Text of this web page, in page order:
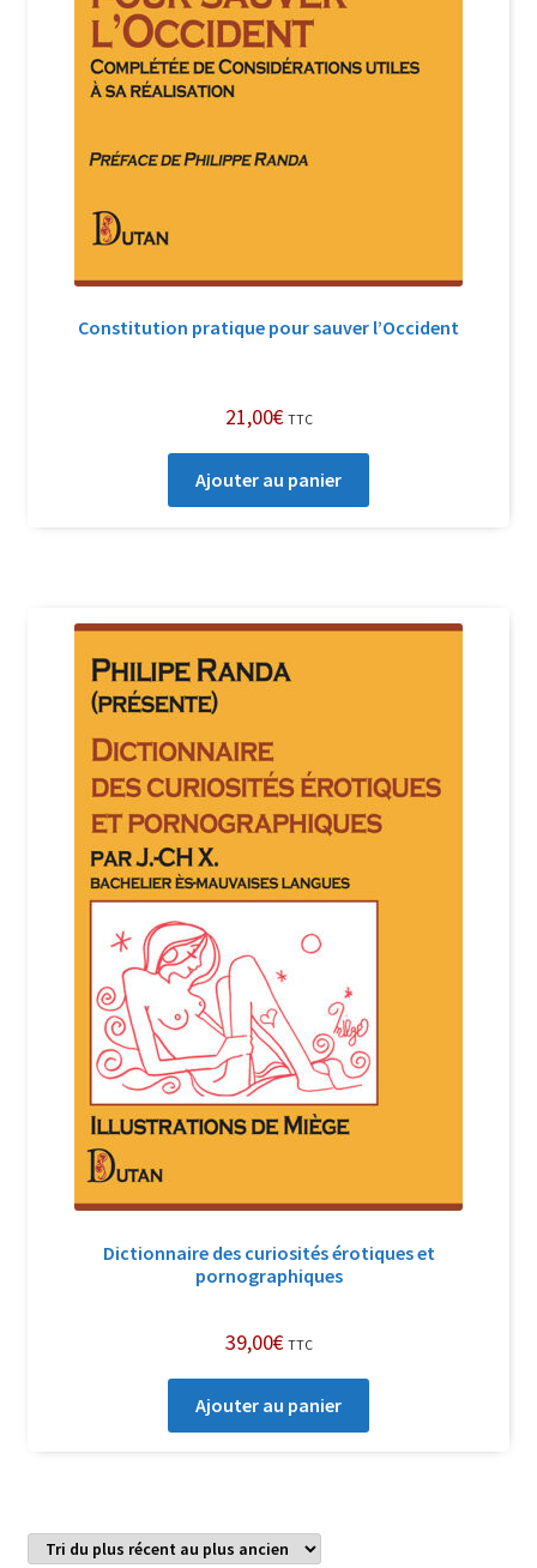
Constitution pratique pour sauver l’Occident
21,00€ TTC
Ajouter au panier
Dictionnaire des curiosités érotiques et
pornographiques
39,00€ TTC
Ajouter au panier